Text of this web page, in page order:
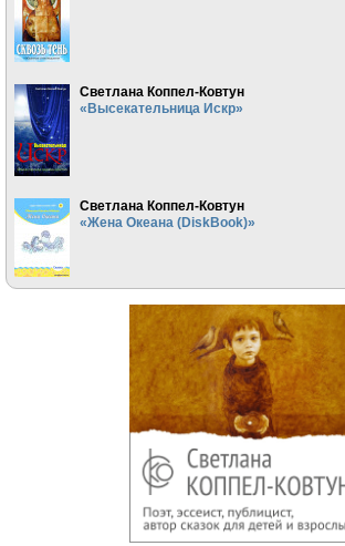
Светлана Коппел-Ковтун
«Высекательница Искр»
Светлана Коппел-Ковтун
«Жена Океана (DiskBook)»